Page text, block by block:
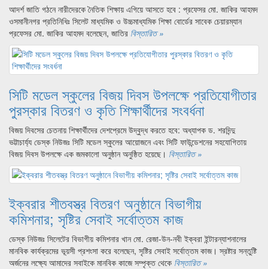
আদর্শ জাতি গঠনে নারীদেরকে নৈতিক শিক্ষায় এগিয়ে আসতে হবে : প্রফেসর মো. জাকির আহমদ
ওসমানীনগর প্রতিনিধিঃ সিলেট মাধ্যমিক ও উচ্চমাধ্যমিক শিক্ষা বোর্ডের সাবেক চেয়ারম্যান
প্রফেসর মো. জাকির আহমদ বলেছেন, জাতির বিস্তারিত »
সিটি মডেল স্কুলের বিজয় দিবস উপলক্ষে প্রতিযোগীতার
পুরস্কার বিতরণ ও কৃতি শিক্ষার্থীদের সংবর্ধনা
বিজয় দিবসের চেতনায় শিক্ষার্থীদের দেশপ্রেমে উদ্বুদ্ধ করতে হবে: অধ্যাপক ড. শরদিন্দু
ভট্টাচার্য্য ডেস্ক নিউজঃ সিটি মডেল স্কুলের আয়োজনে এবং সিটি ফাউন্ডেশনের সহযোগিতায়
বিজয় দিবস উপলক্ষে এক জমকালো অনুষ্ঠান অনুষ্ঠিত হয়েছে। বিস্তারিত »
ইক্বরার শীতবস্ত্র বিতরণ অনুষ্ঠানে বিভাগীয়
কমিশনার; সৃষ্টির সেবাই সর্বোত্তম কাজ
ডেস্ক নিউজঃ সিলেটের বিভাগীয় কমিশনার খান মো. রেজা-উন-নবী ইক্বরা ইন্টারন্যাশনালের
মানবিক কার্যক্রমের ভূয়সী প্রশংসা করে বলেছেন, সৃষ্টির সেবাই সর্বোত্তম কাজ। স্রষ্টার সন্তুষ্টি
অর্জনের লক্ষ্যে আমাদের সবাইকে মানবিক কাজে সম্পৃক্ত থেকে বিস্তারিত »